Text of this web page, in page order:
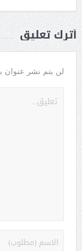
أترك تعليق
لن يتم نشر عنوان